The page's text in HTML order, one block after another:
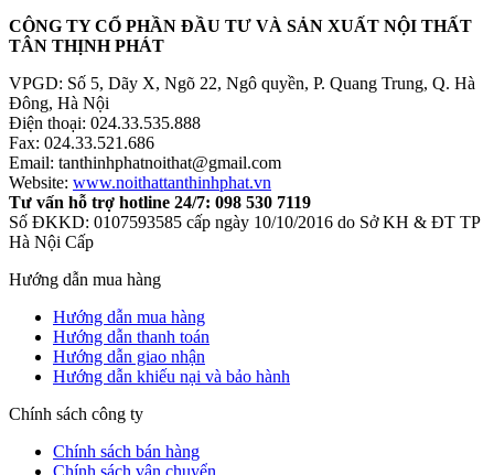
CÔNG TY CỔ PHẦN ĐẦU TƯ VÀ SẢN XUẤT NỘI THẤT
TÂN THỊNH PHÁT
VPGD: Số 5, Dãy X, Ngõ 22, Ngô quyền, P. Quang Trung, Q. Hà
Đông, Hà Nội
Điện thoại: 024.33.535.888
Fax: 024.33.521.686
Email: tanthinhphatnoithat@gmail.com
Website: www.noithattanthinhphat.vn
Tư vấn hỗ trợ hotline 24/7: 098 530 7119
Số ĐKKD: 0107593585 cấp ngày 10/10/2016 do Sở KH & ĐT TP
Hà Nội Cấp
Hướng dẫn mua hàng
Hướng dẫn mua hàng
Hướng dẫn thanh toán
Hướng dẫn giao nhận
Hướng dẫn khiếu nại và bảo hành
Chính sách công ty
Chính sách bán hàng